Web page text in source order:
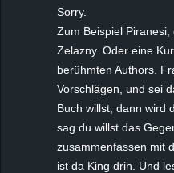
Sorry.
Zum Beispiel
Zelazny. Oder eine
berühmten Authors.
Vorschlägen, und sei
Buch willst, dann wird
sag du willst das
zusammenfassen mit
ist da King drin. Und